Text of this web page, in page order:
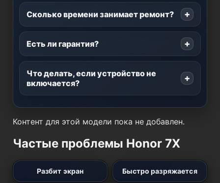
Сколько времени занимает ремонт?
Есть ли гарантия?
Что делать, если устройство не
включается?
Контент для этой модели пока не добавлен.
Частые проблемы Honor 7X
Разбит экран Быстро разряжается